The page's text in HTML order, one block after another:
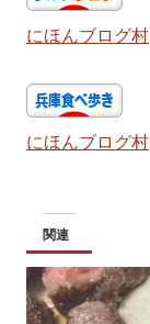
にほんブログ村
にほんブログ村
関連